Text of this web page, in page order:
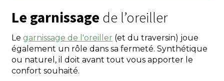
Le garnissage de l’oreiller
Le garnissage de l'oreiller (et du traversin) joue
également un rôle dans sa fermeté. Synthétique
ou naturel, il doit avant tout vous apporter le
confort souhaité.